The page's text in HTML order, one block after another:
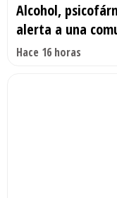
Alcohol,
alerta a una
Hace 16 horas